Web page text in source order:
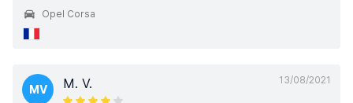
Opel Corsa
13/08/2021
MV M. V.